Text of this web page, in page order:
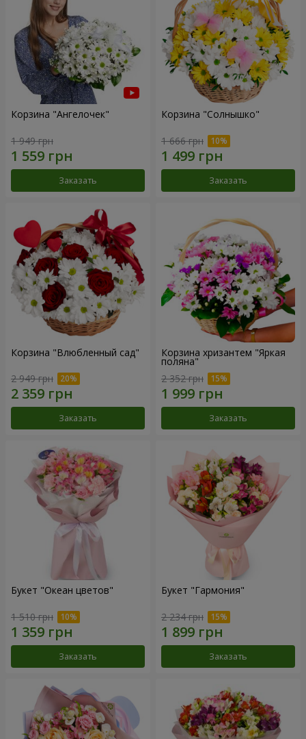
Корзина "Ангелочек"
1 949 грн
Заказать
Корзина "Солнышко"
1 666 грн
Заказать
Корзина "Влюбленный сад"
2 949 грн
Заказать
Корзина хризантем "Яркая
поляна"
2 352 грн
Заказать
Букет "Океан цветов"
1 510 грн
Заказать
Букет "Гармония"
2 234 грн
Заказать